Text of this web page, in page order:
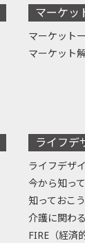
マーケッ
マーケット
マーケット
ライフデ
ライフデザ
今から知っ
知っておこ
介護に関わ
FIRE（経済